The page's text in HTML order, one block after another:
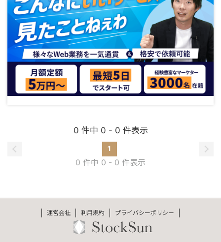
0 件中 0 - 0 件表示
1
0 件中 0 - 0 件表示
運営会社 利用規約 プライバシーポリシー